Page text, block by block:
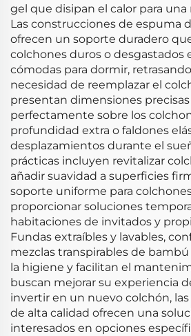
gel que disipan el calor para una
Las construcciones de espuma
ofrecen un soporte duradero
colchones duros o desgastados
cómodas para dormir,
necesidad de reemplazar el
presentan dimensiones
perfectamente sobre los
profundidad extra o faldones
desplazamientos durante el
prácticas incluyen revitalizar
añadir suavidad a superficies
soporte uniforme para
proporcionar soluciones
habitaciones de invitados y
Fundas extraíbles y lavables,
mezclas transpirables de
la higiene y facilitan el
buscan mejorar su experiencia
invertir en un nuevo colchón,
de alta calidad ofrecen una
interesados en opciones